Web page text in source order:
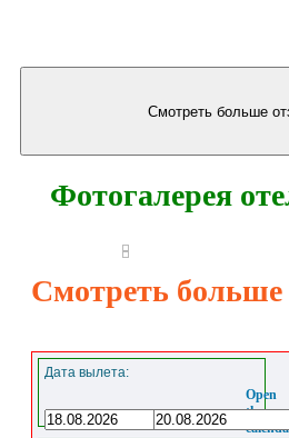
Фотогалерея
Смотреть
Дата вылета:
Open
the